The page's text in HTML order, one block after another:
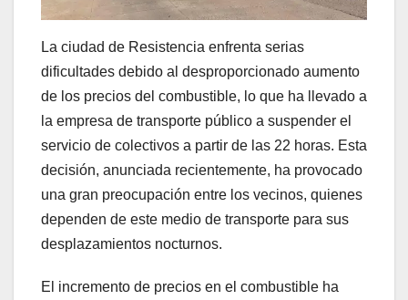
La ciudad de Resistencia enfrenta serias
dificultades debido al desproporcionado aumento
de los precios del combustible, lo que ha llevado a
la empresa de transporte público a suspender el
servicio de colectivos a partir de las 22 horas. Esta
decisión, anunciada recientemente, ha provocado
una gran preocupación entre los vecinos, quienes
dependen de este medio de transporte para sus
desplazamientos nocturnos.
El incremento de precios en el combustible ha